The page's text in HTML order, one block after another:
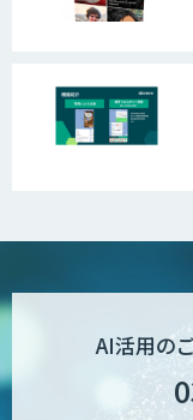
AI活用の